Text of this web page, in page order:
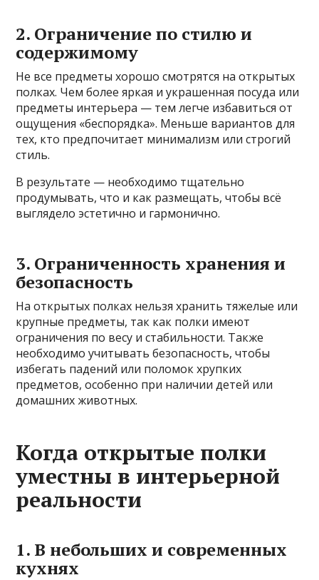
2. Ограничение по стилю и
содержимому
Не все предметы хорошо смотрятся на открытых
полках. Чем более яркая и украшенная посуда или
предметы интерьера — тем легче избавиться от
ощущения «беспорядка». Меньше вариантов для
тех, кто предпочитает минимализм или строгий
стиль.
В результате — необходимо тщательно
продумывать, что и как размещать, чтобы всё
выглядело эстетично и гармонично.
3. Ограниченность хранения и
безопасность
На открытых полках нельзя хранить тяжелые или
крупные предметы, так как полки имеют
ограничения по весу и стабильности. Также
необходимо учитывать безопасность, чтобы
избегать падений или поломок хрупких
предметов, особенно при наличии детей или
домашних животных.
Когда открытые полки
уместны в интерьерной
реальности
1. В небольших и современных
кухнях